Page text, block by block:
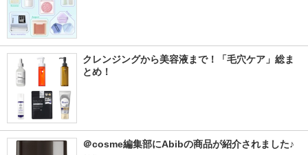
クレンジングから美容液まで！「毛穴ケア」総ま
とめ！
＠cosme編集部にAbibの商品が紹介されました♪